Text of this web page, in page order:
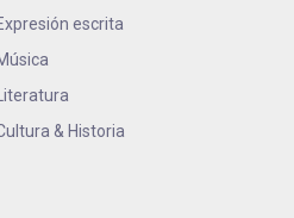
escrita
& Historia